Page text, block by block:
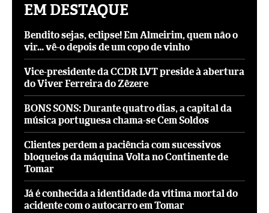
EM DESTAQUE
Bendito sejas, eclipse! Em Almeirim, quem não o
vir… vê-o depois de um copo de vinho
Vice-presidente da CCDR LVT preside à abertura
do Viver Ferreira do Zêzere
BONS SONS: Durante quatro dias, a capital da
música portuguesa chama-se Cem Soldos
Clientes perdem a paciência com sucessivos
bloqueios da máquina Volta no Continente de
Tomar
Já é conhecida a identidade da vítima mortal do
acidente com o autocarro em Tomar